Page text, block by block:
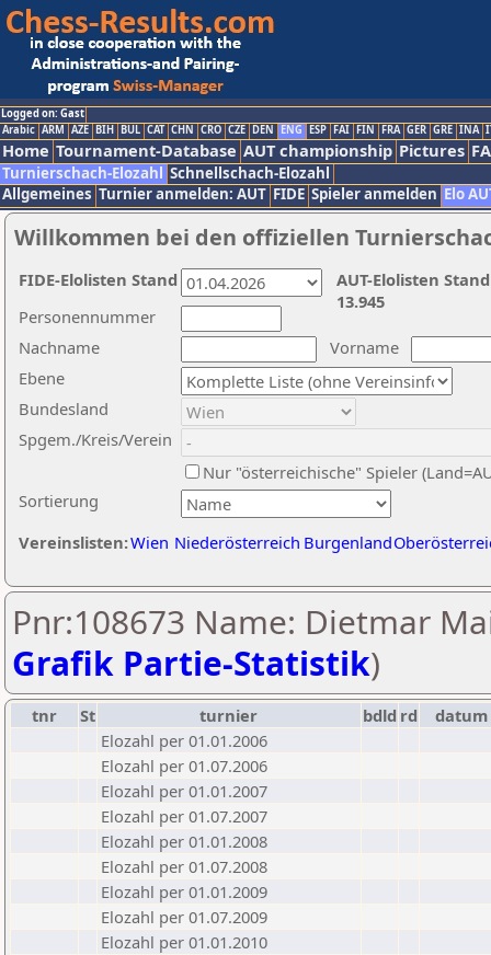
Logged on: Gast
Arabic ARM AZE BIH BUL CAT CHN CRO CZE DEN ENG ESP FAI FIN FRA GER GRE INA
Home Tournament-Database AUT championship Pictures
Turnierschach-Elozahl Schnellschach-Elozahl
Allgemeines Turnier anmelden: AUT FIDE Spieler anmelden Elo
Willkommen bei den offiziellen
Nachname
Vorname
Ebene
Sortierung
Personennummer
Bundesland
Spgem./Kreis/Verein
Nur "österreichische" Spieler
Vereinslisten:Wien Niederösterreich Burgenland
AUT-Elolisten
13.945
FIDE-Elolisten Stand
Pnr:108673 Name: Dietmar
Grafik Partie-Statistik)
tnr St turnier bdld rd
datum
Elozahl per 01.01.2006
Elozahl per 01.07.2006
Elozahl per 01.01.2007
Elozahl per 01.07.2007
Elozahl per 01.01.2008
Elozahl per 01.07.2008
Elozahl per 01.01.2009
Elozahl per 01.07.2009
Elozahl per 01.01.2010